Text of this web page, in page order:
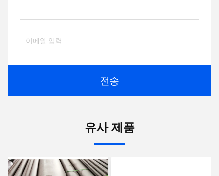
전송
유사 제품